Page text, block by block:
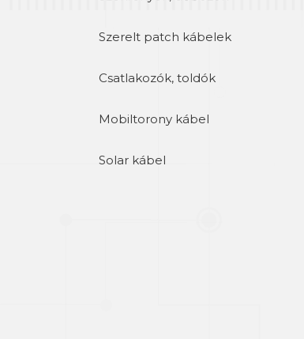
Szerelt patch kábelek
Csatlakozók, toldók
Mobiltorony kábel
Solar kábel